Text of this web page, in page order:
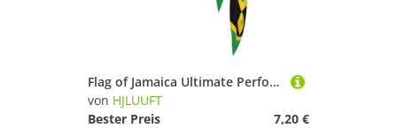
Flag of Jamaica Ultimate Performance Schweißabsorbierendes Bandana-Stirnband für Outdoor-Sportarten – Unisex-Design, weicher und atmungsaktiver Stoff
von HJLUUFT
Bester Preis
7,20 €